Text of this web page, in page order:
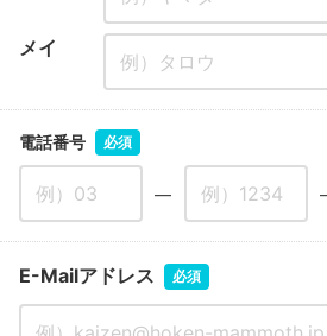
メイ
電話番号 必須
―
E-Mailアドレス 必須